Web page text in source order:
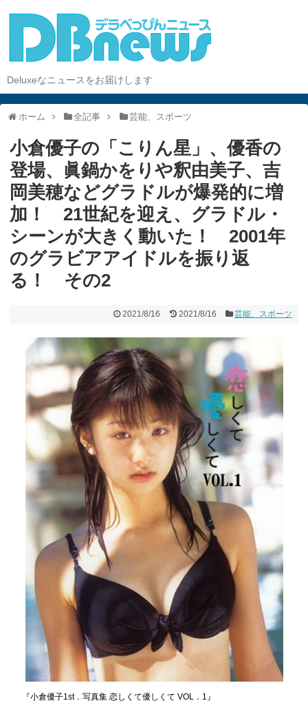
Deluxeなニュースをお届けします
ホーム 全記事 芸能、スポーツ
小倉優子の「こりん星」、優香の
登場、眞鍋かをりや釈由美子、吉
岡美穂などグラドルが爆発的に増
加！ 21世紀を迎え、グラドル・
シーンが大きく動いた！ 2001年
のグラビアアイドルを振り返
る！ その2
2021/8/16 2021/8/16 芸能、スポーツ
『小倉優子1st．写真集 恋しくて優しくて VOL．1』